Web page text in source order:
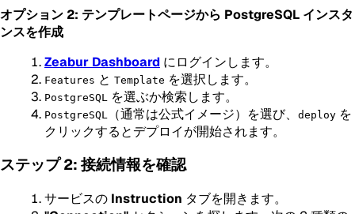
オプション 2: テンプレートページから PostgreSQL インスタ
ンスを作成
Zeabur Dashboard にログインします。
Features と Template を選択します。
PostgreSQL を選ぶか検索します。
PostgreSQL （通常は公式イメージ）を選び、 deploy を
クリックするとデプロイが開始されます。
ステップ 2: 接続情報を確認
サービスの Instruction タブを開きます。